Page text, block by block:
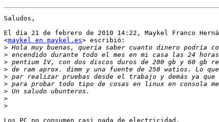
Saludos,
El día 21 de febrero de 2010 14:22, Maykel Franco
<maykel en maykel.es> escribió:
>
>
>
>
>
>
>
>
>
Los PC no consumen casi nada de electricidad.